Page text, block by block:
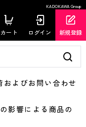
KADOKAWA Group
カート ログイン 新規登録
よびお問い合わせ
響による商品の